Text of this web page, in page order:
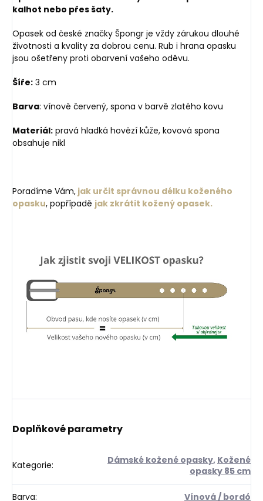
kalhot nebo přes šaty.
Opasek od české značky Špongr je vždy zárukou dlouhé
životnosti a kvality za dobrou cenu. Rub i hrana opasku
jsou ošetřeny proti obarvení vašeho oděvu.
Šíře: 3 cm
Barva: vínově červený, spona v barvě zlatého kovu
Materiál: pravá hladká hovězí kůže, kovová spona
obsahuje nikl
Poradíme Vám, jak určit správnou délku koženého
opasku, popřípadě jak zkrátit kožený opasek.
Doplňkové parametry
Kategorie: Dámské kožené opasky, Kožené
opasky 85 cm
Barva: Vínová / bordó